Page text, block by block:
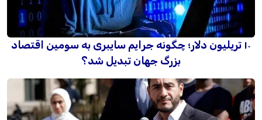
۱۰ تریلیون دلار؛ چگونه جرایم سایبری به سومین اقتصاد
بزرگ جهان تبدیل شد؟